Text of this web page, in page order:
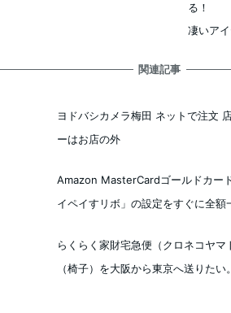
る！
凄いア
関連記事
ヨドバシカメラ梅田 ネットで注文
ーはお店の外
Amazon MasterCardゴールドカー
イペイすリボ」の設定をすぐに全
らくらく家財宅急便（クロネコヤ
（椅子）を大阪から東京へ送りたい